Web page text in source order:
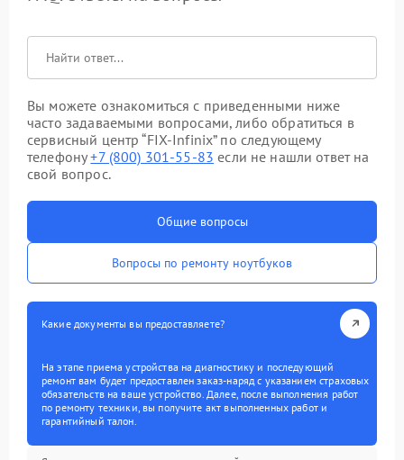
Вы можете ознакомиться с приведенными ниже
часто задаваемыми вопросами, либо обратиться в
сервисный центр “FIX-Infinix” по следующему
телефону+7 (800) 301-55-83 если не нашли ответ на
свой вопрос.
Общие вопросы
Вопросы по ремонту ноутбуков
Какие документы вы предоставляете?
На этапе приема устройства на диагностику и последующий
ремонт вам будет предоставлен заказ-наряд с указанием страховых
обязательств на ваше устройство. Далее, после выполнения работ
по ремонту техники, вы получите акт выполненных работ и
гарантийный талон.